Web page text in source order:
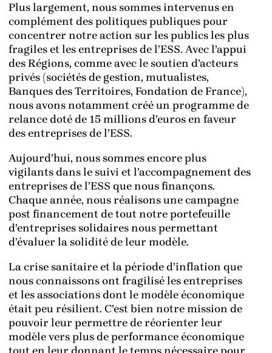
Plus largement, nous sommes intervenus en
complément des politiques publiques pour
concentrer notre action sur les publics les plus
fragiles et les entreprises de l’ESS. Avec l’appui
des Régions, comme avec le soutien d’acteurs
privés (sociétés de gestion, mutualistes,
Banques des Territoires, Fondation de France),
nous avons notamment créé un programme de
relance doté de 15 millions d’euros en faveur
des entreprises de l’ESS.
Aujourd’hui, nous sommes encore plus
vigilants dans le suivi et l’accompagnement des
entreprises de l’ESS que nous finançons.
Chaque année, nous réalisons une campagne
post financement de tout notre portefeuille
d’entreprises solidaires nous permettant
d’évaluer la solidité de leur modèle.
La crise sanitaire et la période d’inflation que
nous connaissons ont fragilisé les entreprises
et les associations dont le modèle économique
était peu résilient. C’est bien notre mission de
pouvoir leur permettre de réorienter leur
modèle vers plus de performance économique